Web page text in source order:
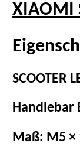
XIAOMI
SCOOTER
Handlebar
Maß: M5 ×